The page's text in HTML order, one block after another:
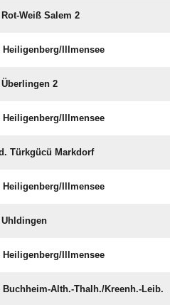
Rot-Weiß Salem 2
Heiligenberg/​Illmensee
Überlingen 2
Heiligenberg/​Illmensee
Türkgücü Markdorf
Heiligenberg/​Illmensee
Uhldingen
Heiligenberg/​Illmensee
Buchheim-Alth.-Thalh./​Kreenh.-Leib.